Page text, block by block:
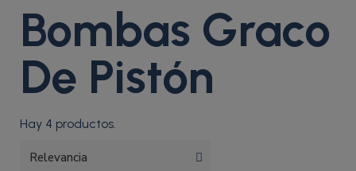
Bombas Graco
De Pistón
Hay 4 productos.